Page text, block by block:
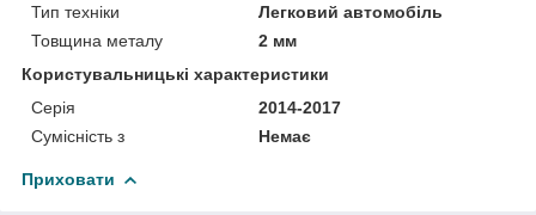
Тип техніки
Легковий автомобіль
Товщина металу
2 мм
Користувальницькі характеристики
Серія
2014-2017
Сумісність з
Немає
Приховати